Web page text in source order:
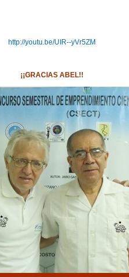
http://youtu.be/UIR--yVr5ZM
¡¡GRACIAS ABEL!!